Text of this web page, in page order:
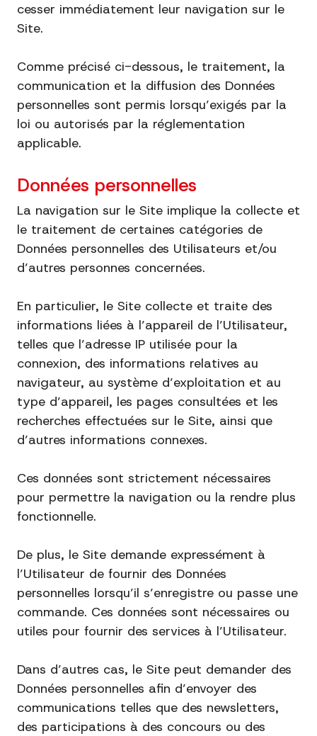
cesser immédiatement leur navigation sur le
Site.
Comme précisé ci-dessous, le traitement, la
communication et la diffusion des Données
personnelles sont permis lorsqu’exigés par la
loi ou autorisés par la réglementation
applicable.
Données personnelles
La navigation sur le Site implique la collecte et
le traitement de certaines catégories de
Données personnelles des Utilisateurs et/ou
d’autres personnes concernées.
En particulier, le Site collecte et traite des
informations liées à l’appareil de l’Utilisateur,
telles que l’adresse IP utilisée pour la
connexion, des informations relatives au
navigateur, au système d’exploitation et au
type d’appareil, les pages consultées et les
recherches effectuées sur le Site, ainsi que
d’autres informations connexes.
Ces données sont strictement nécessaires
pour permettre la navigation ou la rendre plus
fonctionnelle.
De plus, le Site demande expressément à
l’Utilisateur de fournir des Données
personnelles lorsqu’il s’enregistre ou passe une
commande. Ces données sont nécessaires ou
utiles pour fournir des services à l’Utilisateur.
Dans d’autres cas, le Site peut demander des
Données personnelles afin d’envoyer des
communications telles que des newsletters,
des participations à des concours ou des